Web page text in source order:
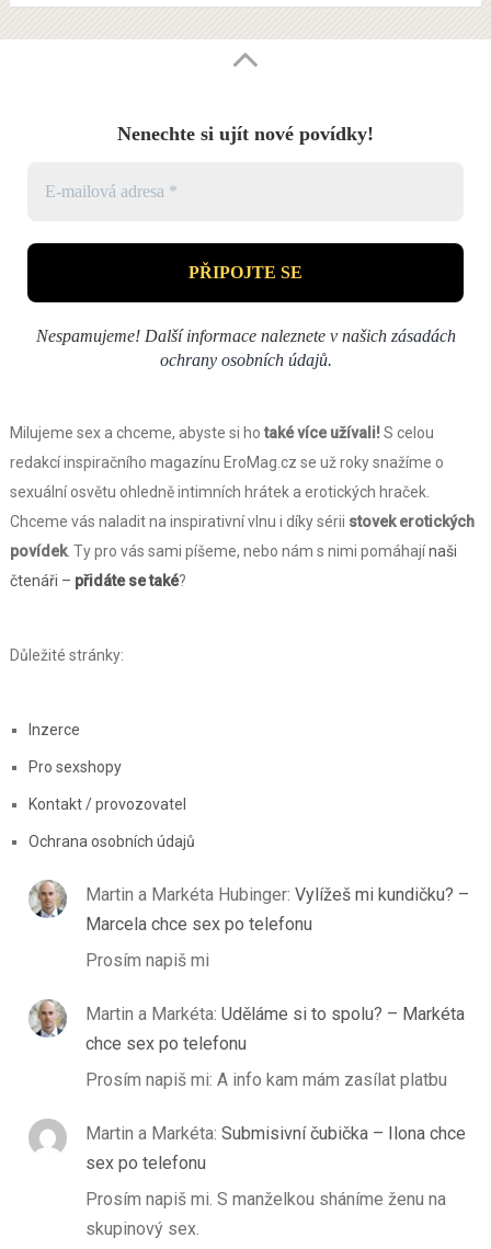
Nenechte si ujít nové povídky!
Nespamujeme! Další informace naleznete v našich zásadách
ochrany osobních údajů.
Milujeme sex a chceme, abyste si hotaké více užívali!S celou
redakcí inspiračního magazínu EroMag.cz se už roky snažíme o
sexuální osvětu ohledně intimních hrátek a erotických hraček.
Chceme vás naladit na inspirativní vlnu i díky sérii stovek erotických
povídek. Ty pro vás sami píšeme, nebo nám s nimi pomáhajínaši
čtenáři – přidáte se také?
Důležité stránky:
Inzerce
Pro sexshopy
Kontakt / provozovatel
Ochrana osobních údajů
Martin a Markéta Hubinger: Vylížeš mi kundičku? –
Marcela chce sex po telefonu
Prosím napiš mi
Martin a Markéta: Uděláme si to spolu? – Markéta
chce sex po telefonu
Prosím napiš mi: A info kam mám zasílat platbu
Martin a Markéta: Submisivní čubička – Ilona chce
sex po telefonu
Prosím napiš mi. S manželkou sháníme ženu na
skupinový sex.